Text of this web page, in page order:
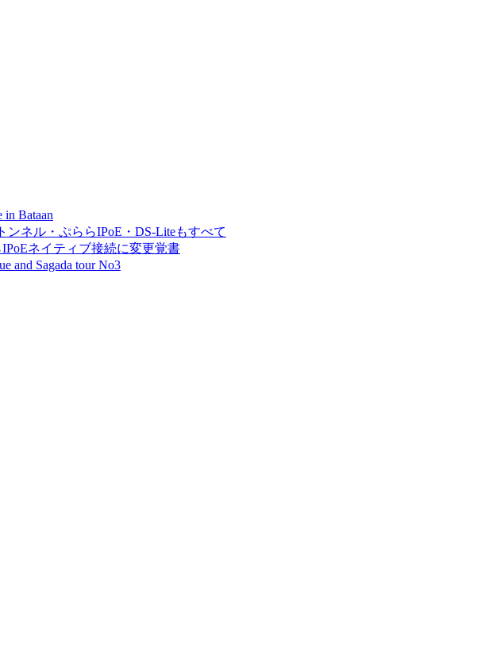
in Bataan
ンネル・ぷららIPoE・DS-Liteもすべて
ネイティブ接続に変更覚書
and Sagada tour No3